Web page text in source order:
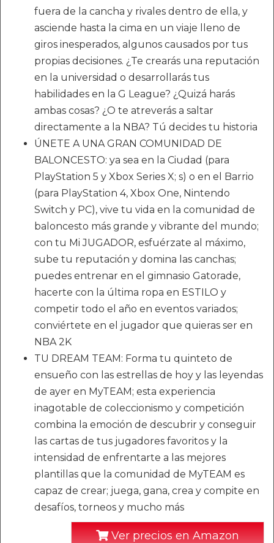
fuera de la cancha y rivales dentro de ella, y
asciende hasta la cima en un viaje lleno de
giros inesperados, algunos causados por tus
propias decisiones. ¿Te crearás una reputación
en la universidad o desarrollarás tus
habilidades en la G League? ¿Quizá harás
ambas cosas? ¿O te atreverás a saltar
directamente a la NBA? Tú decides tu historia
ÚNETE A UNA GRAN COMUNIDAD DE
BALONCESTO: ya sea en la Ciudad (para
PlayStation 5 y Xbox Series X; s) o en el Barrio
(para PlayStation 4, Xbox One, Nintendo
Switch y PC), vive tu vida en la comunidad de
baloncesto más grande y vibrante del mundo;
con tu Mi JUGADOR, esfuérzate al máximo,
sube tu reputación y domina las canchas;
puedes entrenar en el gimnasio Gatorade,
hacerte con la última ropa en ESTILO y
competir todo el año en eventos variados;
conviértete en el jugador que quieras ser en
NBA 2K
TU DREAM TEAM: Forma tu quinteto de
ensueño con las estrellas de hoy y las leyendas
de ayer en MyTEAM; esta experiencia
inagotable de coleccionismo y competición
combina la emoción de descubrir y conseguir
las cartas de tus jugadores favoritos y la
intensidad de enfrentarte a las mejores
plantillas que la comunidad de MyTEAM es
capaz de crear; juega, gana, crea y compite en
desafíos, torneos y mucho más
Ver precios en Amazon